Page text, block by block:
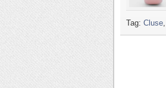
Tag: Cluse,